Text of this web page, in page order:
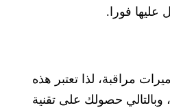
عليها فورا.
مراقبة، لذا تعتبر هذه
الكاميرة هي الحل الأمثل، لامتيازها بصغير حجمها ودقتها العالية FULL HD ، وبالتالي حصولك على تقنية